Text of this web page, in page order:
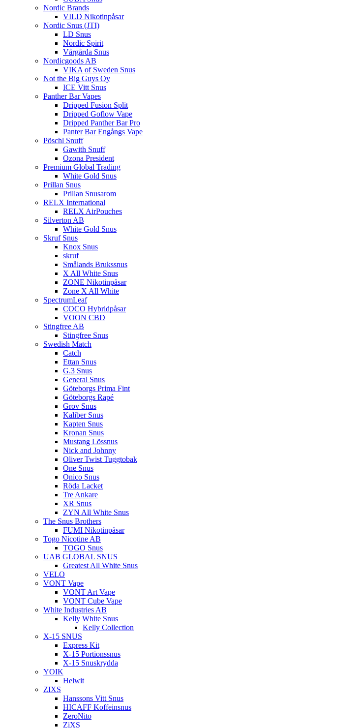
Nordic Brands
VILD Nikotinpåsar
Nordic Snus (JTI)
LD Snus
Nordic Spirit
Vårgårda Snus
Nordicgoods AB
VIKA of Sweden Snus
Not the Big Guys Oy
ICE Vitt Snus
Panther Bar Vapes
Dripped Fusion Split
Dripped Goflow Vape
Dripped Panther Bar Pro
Panter Bar Engångs Vape
Pöschl Snuff
Gawith Snuff
Ozona President
Premium Global Trading
White Gold Snus
Prillan Snus
Prillan Snusarom
RELX International
RELX AirPouches
Silverton AB
White Gold Snus
Skruf Snus
Knox Snus
skruf
Smålands Brukssnus
X All White Snus
ZONE Nikotinpåsar
Zone X All White
SpectrumLeaf
COCO Hybridpåsar
VOON CBD
Stingfree AB
Stingfree Snus
Swedish Match
Catch
Ettan Snus
G.3 Snus
General Snus
Göteborgs Prima Fint
Göteborgs Rapé
Grov Snus
Kaliber Snus
Kapten Snus
Kronan Snus
Mustang Lössnus
Nick and Johnny
Oliver Twist Tuggtobak
One Snus
Onico Snus
Röda Lacket
Tre Ankare
XR Snus
ZYN All White Snus
The Snus Brothers
FUMI Nikotinpåsar
Togo Nicotine AB
TOGO Snus
UAB GLOBAL SNUS
Greatest All White Snus
VELO
VONT Vape
VONT Art Vape
VONT Cube Vape
White Industries AB
Kelly White Snus
Kelly Collection
X-15 SNUS
Express Kit
X-15 Portionssnus
X-15 Snuskrydda
YOIK
Helwit
ZIXS
Hanssons Vitt Snus
HICAFF Koffeinsnus
ZeroNito
ZiXS